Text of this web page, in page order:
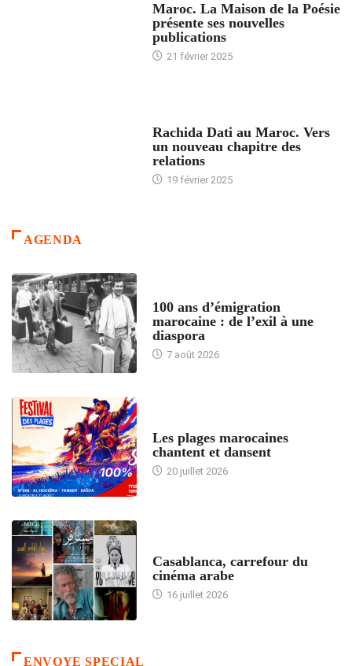
Maroc. La Maison de la Poésie
présente ses nouvelles
publications
21 février 2025
Rachida Dati au Maroc. Vers
un nouveau chapitre des
relations
19 février 2025
AGENDA
100 ans d’émigration
marocaine : de l’exil à une
diaspora
7 août 2026
Les plages marocaines
chantent et dansent
20 juillet 2026
Casablanca, carrefour du
cinéma arabe
16 juillet 2026
ENVOYE SPECIAL